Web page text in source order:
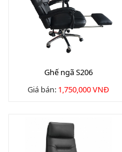
Ghế ngã S206
Giá bán: 1,750,000 VNĐ